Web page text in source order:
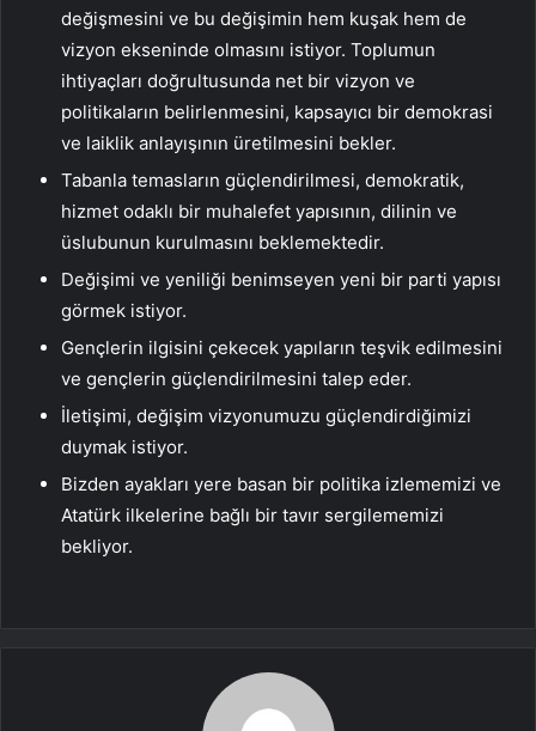
değişmesini ve bu değişimin hem kuşak hem de
vizyon ekseninde olmasını istiyor. Toplumun
ihtiyaçları doğrultusunda net bir vizyon ve
politikaların belirlenmesini, kapsayıcı bir demokrasi
ve laiklik anlayışının üretilmesini bekler.
Tabanla temasların güçlendirilmesi, demokratik,
hizmet odaklı bir muhalefet yapısının, dilinin ve
üslubunun kurulmasını beklemektedir.
Değişimi ve yeniliği benimseyen yeni bir parti yapısı
görmek istiyor.
Gençlerin ilgisini çekecek yapıların teşvik edilmesini
ve gençlerin güçlendirilmesini talep eder.
İletişimi, değişim vizyonumuzu güçlendirdiğimizi
duymak istiyor.
Bizden ayakları yere basan bir politika izlememizi ve
Atatürk ilkelerine bağlı bir tavır sergilememizi
bekliyor.